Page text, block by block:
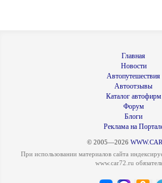
Главная
Новости
Автопутешествия
Автоотзывы
Каталог автофирм
Форум
Блоги
Реклама на
© 2005—2026
При использовании материалов сайта
www.car72.ru